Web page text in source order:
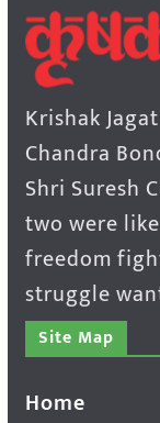
Krishak
Chandra
Shri Suresh
two were
freedom
struggle
Site Map
Home